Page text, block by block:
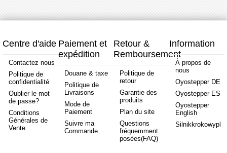
L=60mm
1,8
3,36V
avec
L=60mm
1,8
avec
encodeur
1000CPR
Centre d'aide
Contactez nous
Politique de
confidentialité
Oublier le mot
de passe?
Conditions
Générales de
Vente
Paiement et
expédition
Douane & taxe
Politique de
Livraisons
Mode de
Paiement
Suivre ma
Commande
Retour &
Remboursement
Politique de
retour
Garantie des
produits
Plan du site
Questions
fréquemment
posées(FAQ)
Information
À propos de
nous
Oyostepper DE
Oyostepper ES
Oyostepper
English
Silnikkrokowypl